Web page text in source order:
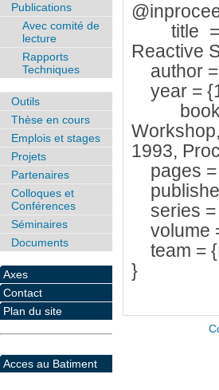
title =
Reactive
author =
year =
1993,
pages =
series =
volume
team =
}
Publications
Avec comité de
lecture
Rapports
Techniques
Outils
Thèse en cours
Emplois et stages
Projets
Partenaires
Colloques et
Conférences
Séminaires
Documents
Axes
Contact
Plan du site
Acces au Batiment